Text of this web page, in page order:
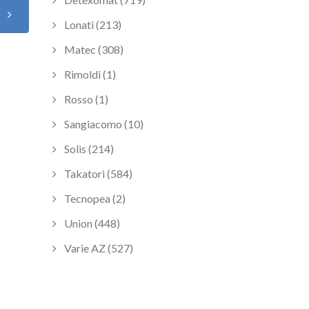
Lonati (213)
Matec (308)
Rimoldi (1)
Rosso (1)
Sangiacomo (10)
Solis (214)
Takatori (584)
Tecnopea (2)
Union (448)
Varie AZ (527)